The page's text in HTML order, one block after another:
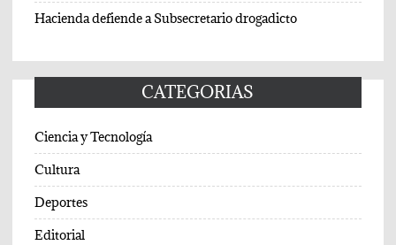
Hacienda defiende a Subsecretario drogadicto
CATEGORIAS
Ciencia y Tecnología
Cultura
Deportes
Editorial